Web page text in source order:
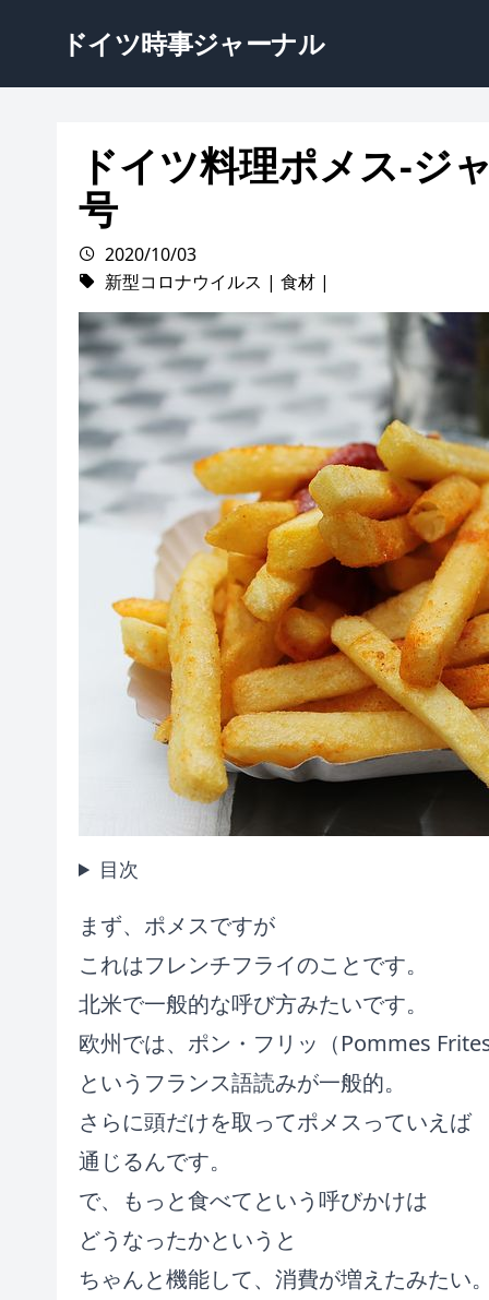
ドイツ時事ジャーナル
ドイツ料理ポメス-ジ
号
2020/10/03
新型コロナウイルス | 食材 |
目次
まず、ポメスですが
これはフレンチフライのことです。
北米で一般的な呼び方みたいです。
欧州では、ポン・フリッ（Pommes
というフランス語読みが一般的。
さらに頭だけを取ってポメスっていえば
通じるんです。
で、もっと食べてという呼びかけは
どうなったかというと
ちゃんと機能して、消費が増えたみたい